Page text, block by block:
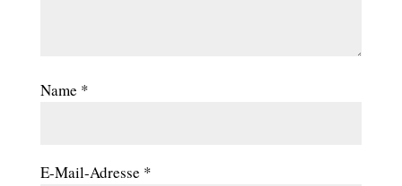
Name *
E-Mail-Adresse *